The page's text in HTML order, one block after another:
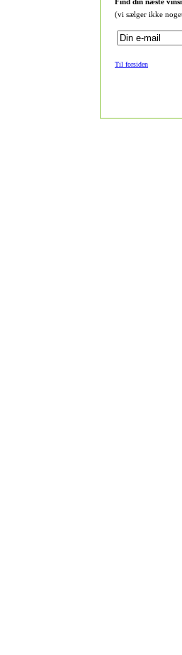
(vi sælger ikke
Til forsiden